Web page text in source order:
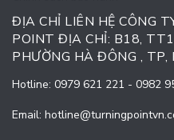
ĐỊA CHỈ LIÊN HỆ CÔNG
POINT ĐỊA CHỈ: B18,
PHƯỜNG HÀ ĐÔNG , TP,
Hotline: 0979 621 221 - 0982
Email: